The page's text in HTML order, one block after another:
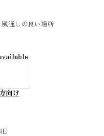
通しの良い場所
向け